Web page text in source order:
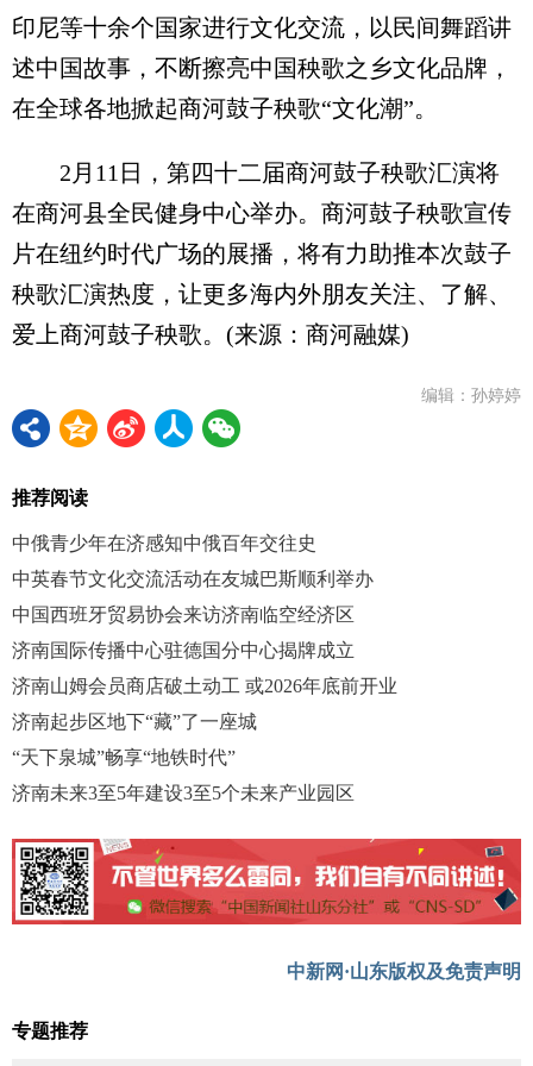
印尼等十余个国家进行文化交流，以民间舞蹈讲
述中国故事，不断擦亮中国秧歌之乡文化品牌，
在全球各地掀起商河鼓子秧歌“文化潮”。
2月11日，第四十二届商河鼓子秧歌汇演将
在商河县全民健身中心举办。商河鼓子秧歌宣传
片在纽约时代广场的展播，将有力助推本次鼓子
秧歌汇演热度，让更多海内外朋友关注、了解、
爱上商河鼓子秧歌。(来源：商河融媒)
编辑：孙婷婷
推荐阅读
中俄青少年在济感知中俄百年交往史
中英春节文化交流活动在友城巴斯顺利举办
中国西班牙贸易协会来访济南临空经济区
济南国际传播中心驻德国分中心揭牌成立
济南山姆会员商店破土动工 或2026年底前开业
济南起步区地下“藏”了一座城
“天下泉城”畅享“地铁时代”
济南未来3至5年建设3至5个未来产业园区
中新网·山东版权及免责声明
专题推荐